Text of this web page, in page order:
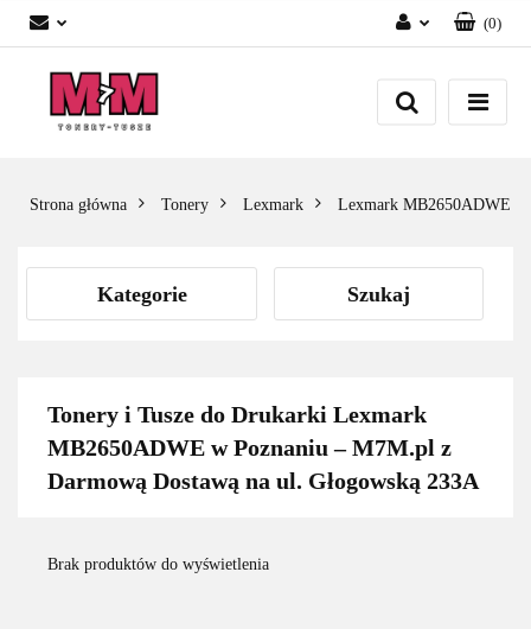
Zaloguj się
Załóż konto
(0)
Strona główna Tonery Lexmark Lexmark MB2650ADWE
Kategorie Szukaj
Tonery i Tusze do Drukarki Lexmark
MB2650ADWE w Poznaniu – M7M.pl z
Darmową Dostawą na ul. Głogowską 233A
Brak produktów do wyświetlenia